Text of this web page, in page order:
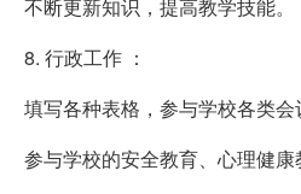
不断更新知识，提高教学技能。
8. 行政工作 ：
填写各种表格，参与学校各类会
参与学校的安全教育、心理健康